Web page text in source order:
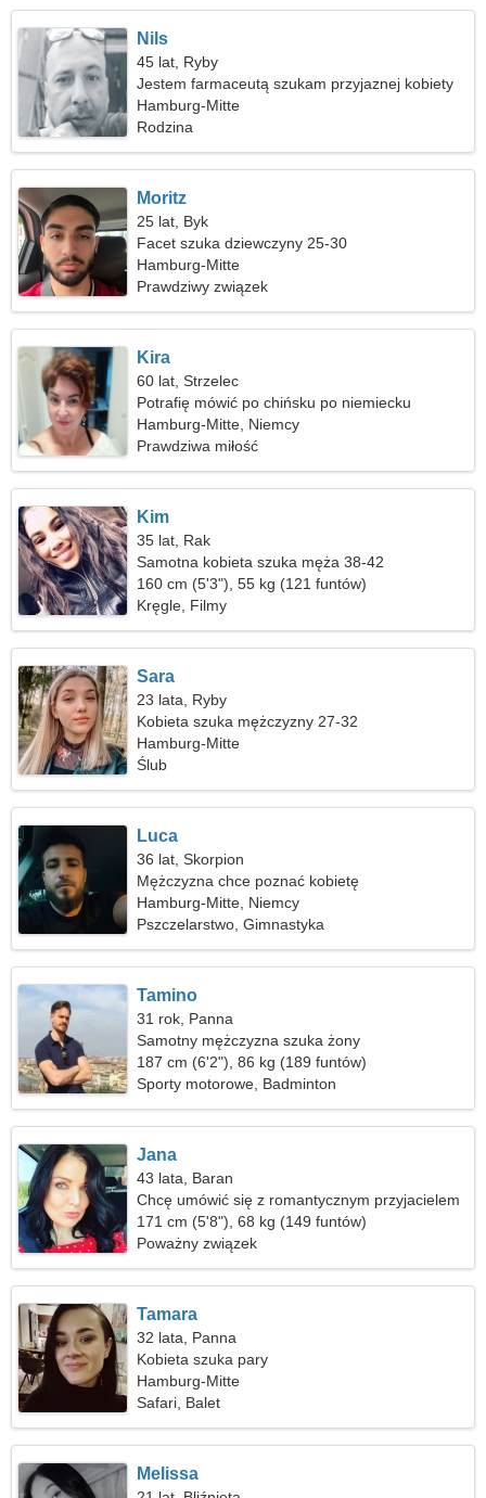
Nils
45 lat, Ryby
Jestem farmaceutą szukam przyjaznej kobiety
Hamburg-Mitte
Rodzina
Moritz
25 lat, Byk
Facet szuka dziewczyny 25-30
Hamburg-Mitte
Prawdziwy związek
Kira
60 lat, Strzelec
Potrafię mówić po chińsku po niemiecku
Hamburg-Mitte, Niemcy
Prawdziwa miłość
Kim
35 lat, Rak
Samotna kobieta szuka męża 38-42
160 cm (5'3"), 55 kg (121 funtów)
Kręgle, Filmy
Sara
23 lata, Ryby
Kobieta szuka mężczyzny 27-32
Hamburg-Mitte
Ślub
Luca
36 lat, Skorpion
Mężczyzna chce poznać kobietę
Hamburg-Mitte, Niemcy
Pszczelarstwo, Gimnastyka
Tamino
31 rok, Panna
Samotny mężczyzna szuka żony
187 cm (6'2"), 86 kg (189 funtów)
Sporty motorowe, Badminton
Jana
43 lata, Baran
Chcę umówić się z romantycznym przyjacielem
171 cm (5'8"), 68 kg (149 funtów)
Poważny związek
Tamara
32 lata, Panna
Kobieta szuka pary
Hamburg-Mitte
Safari, Balet
Melissa